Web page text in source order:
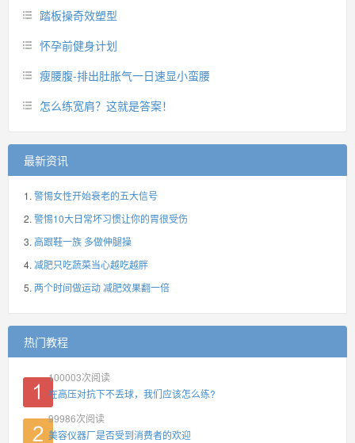
踏板操奇效塑型
怀孕前健身计划
瘦腰腹-排出肚胀气一日速显小蛮腰
怎么练宽肩？这就是答案！
最新资讯
警惕女性开始衰老的五大信号
警惕10大日常坏习惯让你的胃很受伤
高跟鞋一族 多做伸腿操
减肥只吃蔬菜当心越吃越胖
两个时间做运动 减肥效果翻一倍
热门教程
100003次阅读
在高压对抗下不丢球，我们应该怎么练?
99986次阅读
美容仪器厂是否受到消费者的欢迎